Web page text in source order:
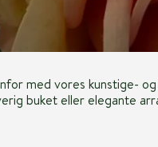
med vores kunstige-
buket eller elegante